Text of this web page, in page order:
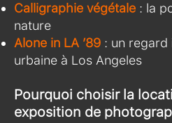
Calligraphie végétale : la
nature
Alone in LA ’89 : un regard
urbaine à Los Angeles
Pourquoi choisir la
exposition de